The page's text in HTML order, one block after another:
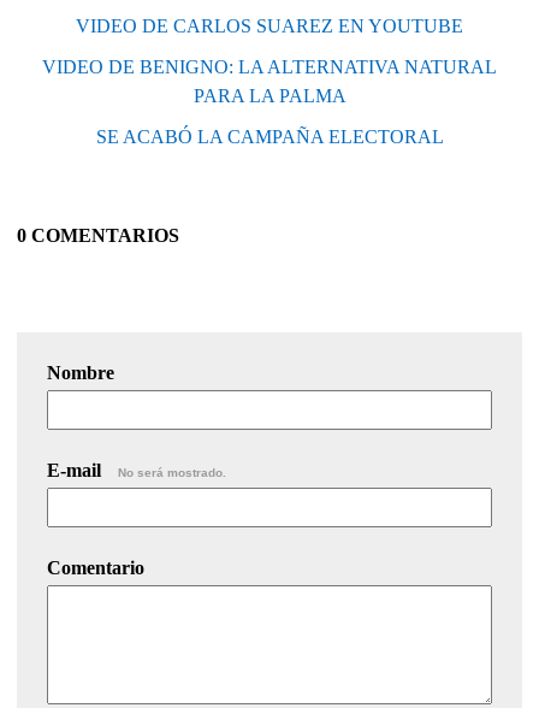
VIDEO DE CARLOS SUAREZ EN YOUTUBE
VIDEO DE BENIGNO: LA ALTERNATIVA NATURAL
PARA LA PALMA
SE ACABÓ LA CAMPAÑA ELECTORAL
0 COMENTARIOS
Nombre
E-mail No será mostrado.
Comentario